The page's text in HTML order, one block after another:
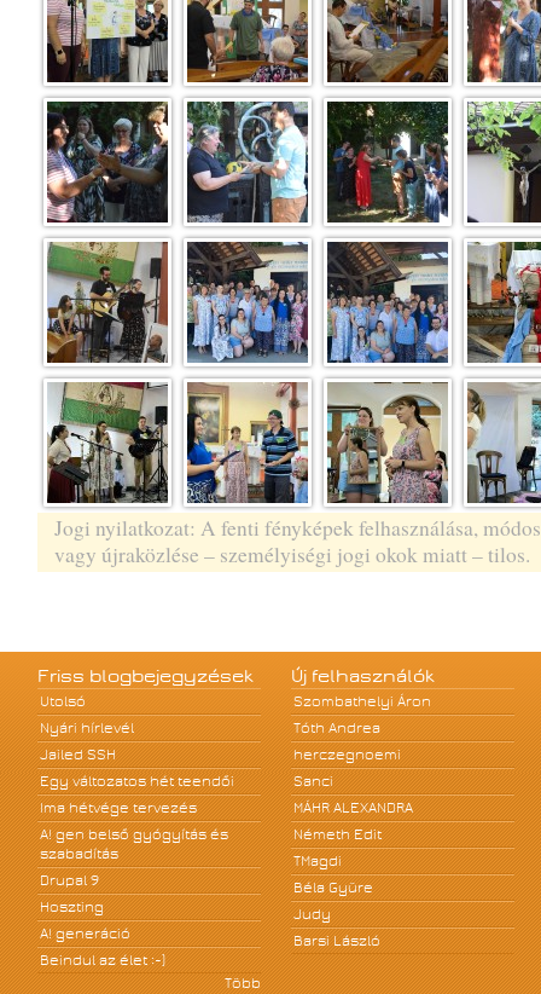
Jogi nyilatkozat: A fenti fényképek felhasználása,
vagy újraközlése – személyiségi jogi okok miatt – tilos.
Friss blogbejegyzések
Utolsó
Nyári hírlevél
Jailed SSH
Egy változatos hét teendői
Ima hétvége tervezés
A! gen belső gyógyítás és
szabadítás
Drupal 9
Hoszting
A! generáció
Beindul az élet :-)
Több
Új felhasználók
Szombathelyi Áron
Tóth Andrea
herczegnoemi
Sanci
MÁHR ALEXANDRA
Németh Edit
TMagdi
Béla Gyüre
Judy
Barsi László